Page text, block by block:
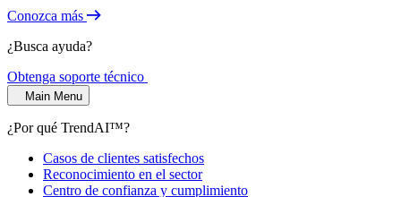
Conozca más
¿Busca ayuda?
Obtenga soporte técnico
Main Menu
¿Por qué TrendAI™?
Casos de clientes satisfechos
Reconocimiento en el sector
Centro de confianza y cumplimiento